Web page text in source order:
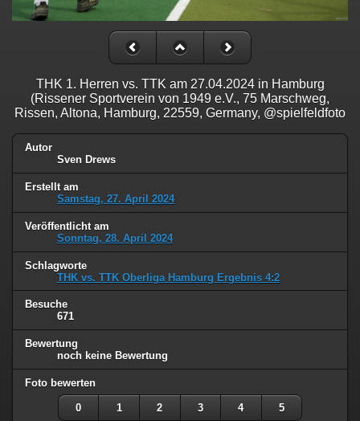
THK 1. Herren vs. TTK am 27.04.2024 in Hamburg
(Rissener Sportverein von 1949 e.V., 75 Marschweg,
Rissen, Altona, Hamburg, 22559, Germany, @spielfeldfoto
Autor
Sven Drews
Erstellt am
Samstag, 27. April 2024
Veröffentlicht am
Sonntag, 28. April 2024
Schlagworte
THK vs. TTK Oberliga Hamburg Ergebnis 4:2
Besuche
671
Bewertung
noch keine Bewertung
Foto bewerten
0 1 2 3 4 5